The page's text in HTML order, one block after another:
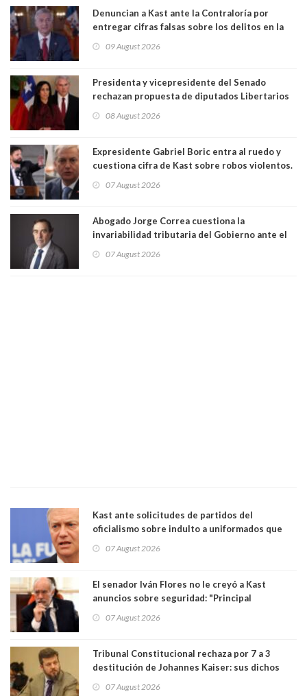
Denuncian a Kast ante la Contraloría por
entregar cifras falsas sobre los delitos en la
09 August 2026
Presidenta y vicepresidente del Senado
rechazan propuesta de diputados Libertarios
"Constituye un camino equivocado"
08 August 2026
Expresidente Gabriel Boric entra al ruedo y
cuestiona cifra de Kast sobre robos violentos.
07 August 2026
Abogado Jorge Correa cuestiona la
invariabilidad tributaria del Gobierno ante el
democracia” y "defendemos la alternancia en el
07 August 2026
Kast ante solicitudes de partidos del
oficialismo sobre indulto a uniformados que
07 August 2026
El senador Iván Flores no le creyó a Kast
anuncios sobre seguridad: "Principal
perseguir ruta del dinero y levantar secreto
07 August 2026
Tribunal Constitucional rechaza por 7 a 3
destitución de Johannes Kaiser: sus dichos
07 August 2026